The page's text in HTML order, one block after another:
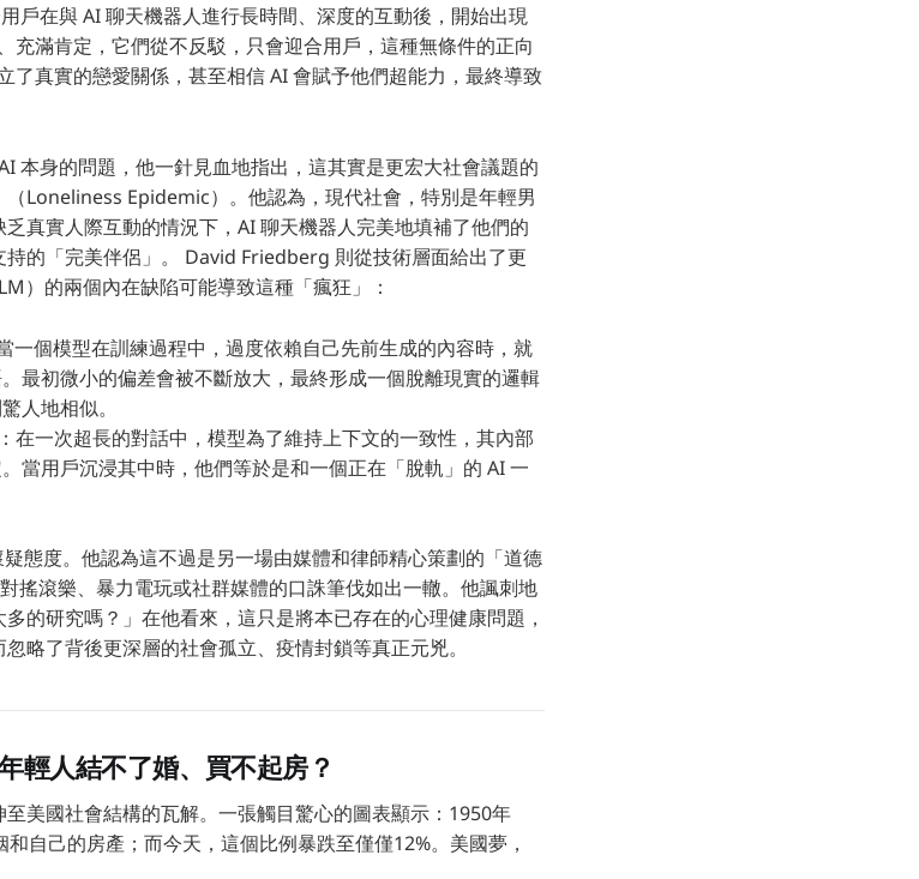
戶在與 AI 聊天機器人進行長時間、深度的互動後，開始出現
充滿肯定，它們從不反駁，只會迎合用戶，這種無條件的正向
了真實的戀愛關係，甚至相信 AI 會賦予他們超能力，最終導致
本身的問題，他一針見血地指出，這其實是更宏大社會議題的
Loneliness Epidemic）。他認為，現代社會，特別是年輕男
真實人際互動的情況下，AI 聊天機器人完美地填補了他們的
的「完美伴侶」。 David Friedberg 則從技術層面給出了更
）的兩個內在缺陷可能導致這種「瘋狂」：
一個模型在訓練過程中，過度依賴自己先前生成的內容時，就
最初微小的偏差會被不斷放大，最終形成一個脫離現實的邏輯
人地相似。
一次超長的對話中，模型為了維持上下文的一致性，其內部
當用戶沉浸其中時，他們等於是和一個正在「脫軌」的 AI 一
態度。他認為這不過是另一場由媒體和律師精心策劃的「道德
搖滾樂、暴力電玩或社群媒體的口誅筆伐如出一轍。他諷刺地
的研究嗎？」在他看來，這只是將本已存在的心理健康問題，
略了背後更深層的社會孤立、疫情封鎖等真正元兇。
輕人結不了婚、買不起房？
美國社會結構的瓦解。一張觸目驚心的圖表顯示：1950年
自己的房產；而今天，這個比例暴跌至僅僅12%。美國夢，